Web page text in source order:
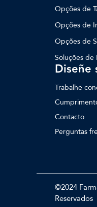
Opções de
Opções de
Opções de
Soluções de
Diseñe
Trabalhe
Contacto
Perguntas
©2024
Reservados